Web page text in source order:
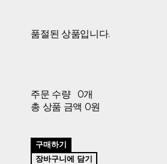
품절된 상품입니다.
주문 수량
0개
총 상품 금액 0원
구매하기
장바구니에 담기